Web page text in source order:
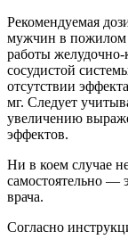
Рекомендуемая
мужчин в пожилом
работы желудочно-
сосудистой
отсутствии
мг. Следует
увеличению
эффектов.
Ни в коем случае
самостоятельно —
врача.
Согласно